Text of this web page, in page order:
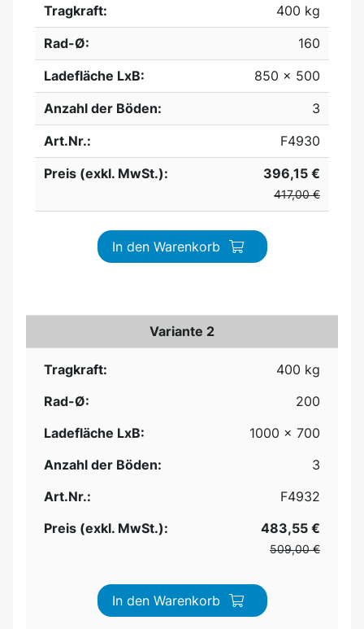
Tragkraft:
400 kg
Rad-Ø:
160
Ladefläche LxB:
850 x 500
Anzahl der Böden:
3
Art.Nr.:
F4930
Preis (exkl. MwSt.):
396,15 €
417,00 €
In den Warenkorb
Variante 2
Tragkraft:
400 kg
Rad-Ø:
200
Ladefläche LxB:
1000 x 700
Anzahl der Böden:
3
Art.Nr.:
F4932
Preis (exkl. MwSt.):
483,55 €
509,00 €
In den Warenkorb